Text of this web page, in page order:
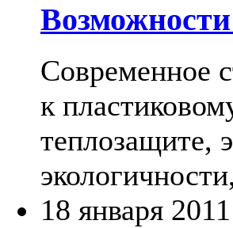
Современное
к
теплозащите,
18 января 2011